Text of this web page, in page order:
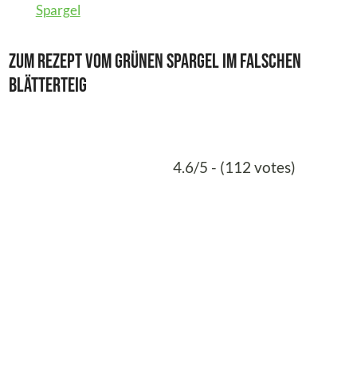
Spargel
Zum Rezept vom grünen Spargel im falschen
Blätterteig
4.6/5 - (112 votes)